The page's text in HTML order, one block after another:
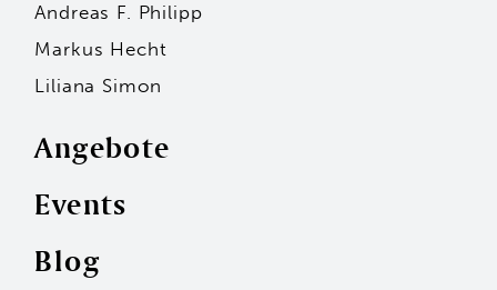
Andreas F. Philipp
Andreas F. Philipp
Markus Hecht
Liliana Simon
Angebote
Events
Blog